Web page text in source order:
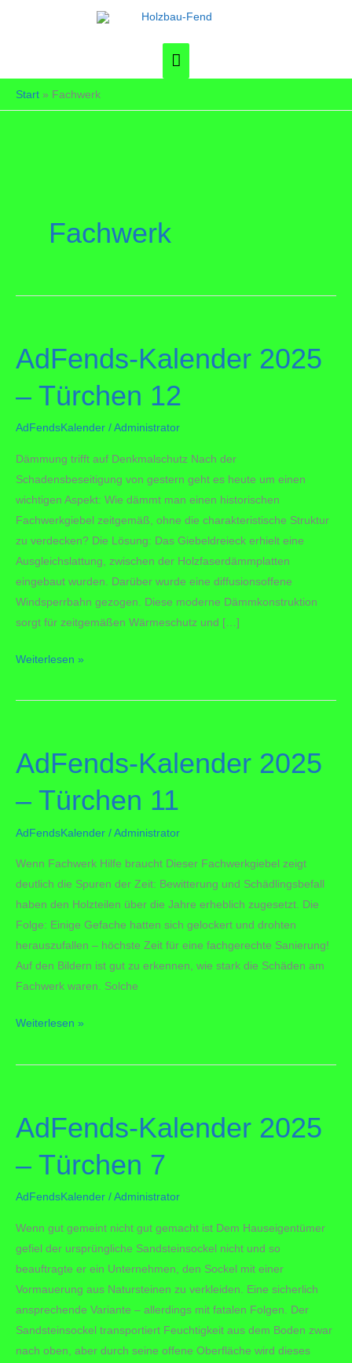
Hauptmenü
Start Fachwerk
Fachwerk
AdFends-Kalender 2025
– Türchen 12
AdFendsKalender /Administrator
Dämmung trifft auf Denkmalschutz Nach der
Schadensbeseitigung von gestern geht es heute um einen
wichtigen Aspekt: Wie dämmt man einen historischen
Fachwerkgiebel zeitgemäß, ohne die charakteristische Struktur
zu verdecken? Die Lösung: Das Giebeldreieck erhielt eine
Ausgleichslattung, zwischen der Holzfaserdämmplatten
eingebaut wurden. Darüber wurde eine diffusionsoffene
Windsperrbahn gezogen. Diese moderne Dämmkonstruktion
sorgt für zeitgemäßen Wärmeschutz und […]
AdFends-
2025
12
Weiterlesen »
AdFends-Kalender 2025
– Türchen 11
AdFendsKalender /Administrator
Wenn Fachwerk Hilfe braucht Dieser Fachwerkgiebel zeigt
deutlich die Spuren der Zeit: Bewitterung und Schädlingsbefall
haben den Holzteilen über die Jahre erheblich zugesetzt. Die
Folge: Einige Gefache hatten sich gelockert und drohten
herauszufallen – höchste Zeit für eine fachgerechte Sanierung!
Auf den Bildern ist gut zu erkennen, wie stark die Schäden am
Fachwerk waren. Solche
AdFends-
2025
11
Weiterlesen »
AdFends-Kalender 2025
– Türchen 7
AdFendsKalender /Administrator
Wenn gut gemeint nicht gut gemacht ist Dem Hauseigentümer
gefiel der ursprüngliche Sandsteinsockel nicht und so
beauftragte er ein Unternehmen, den Sockel mit einer
Vormauerung aus Natursteinen zu verkleiden. Eine sicherlich
ansprechende Variante – allerdings mit fatalen Folgen. Der
Sandsteinsockel transportiert Feuchtigkeit aus dem Boden zwar
nach oben, aber durch seine offene Oberfläche wird dieses